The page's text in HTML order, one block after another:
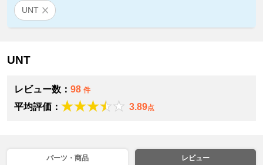
UNT
UNT
レビュー数： 98 件
平均評価： 3.89点
パーツ・商品 レビュー